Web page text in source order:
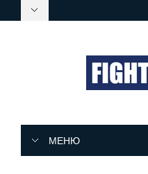
МЕНЮ